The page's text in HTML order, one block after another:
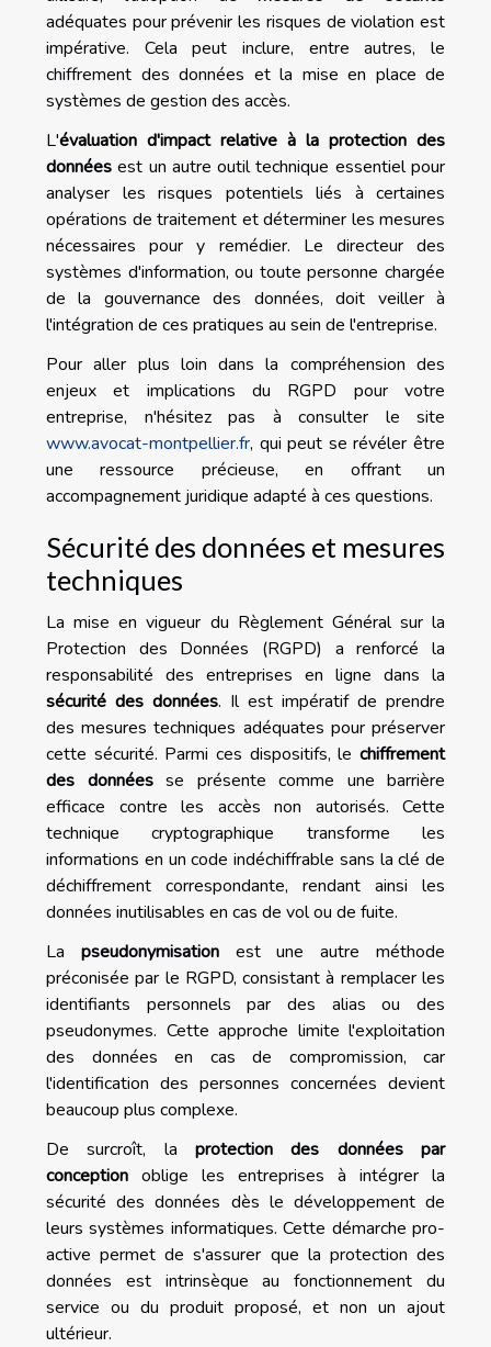
adéquates pour prévenir les risques de violation est
impérative. Cela peut inclure, entre autres, le
chiffrement des données et la mise en place de
systèmes de gestion des accès.
L'évaluation d'impact relative à la protection des
données est un autre outil technique essentiel pour
analyser les risques potentiels liés à certaines
opérations de traitement et déterminer les mesures
nécessaires pour y remédier. Le directeur des
systèmes d'information, ou toute personne chargée
de la gouvernance des données, doit veiller à
l'intégration de ces pratiques au sein de l'entreprise.
Pour aller plus loin dans la compréhension des
enjeux et implications du RGPD pour votre
entreprise, n'hésitez pas à consulter le site
www.avocat-montpellier.fr, qui peut se révéler être
une ressource précieuse, en offrant un
accompagnement juridique adapté à ces questions.
Sécurité des données et mesures
techniques
La mise en vigueur du Règlement Général sur la
Protection des Données (RGPD) a renforcé la
responsabilité des entreprises en ligne dans la
sécurité des données. Il est impératif de prendre
des mesures techniques adéquates pour préserver
cette sécurité. Parmi ces dispositifs, le chiffrement
des donnéesse présente comme une barrière
efficace contre les accès non autorisés. Cette
technique cryptographique transforme les
informations en un code indéchiffrable sans la clé de
déchiffrement correspondante, rendant ainsi les
données inutilisables en cas de vol ou de fuite.
La pseudonymisationest une autre méthode
préconisée par le RGPD, consistant à remplacer les
identifiants personnels par des alias ou des
pseudonymes. Cette approche limite l'exploitation
des données en cas de compromission, car
l'identification des personnes concernées devient
beaucoup plus complexe.
De surcroît, la protection des données par
conception oblige les entreprises à intégrer la
sécurité des données dès le développement de
leurs systèmes informatiques. Cette démarche pro-
active permet de s'assurer que la protection des
données est intrinsèque au fonctionnement du
service ou du produit proposé, et non un ajout
ultérieur.